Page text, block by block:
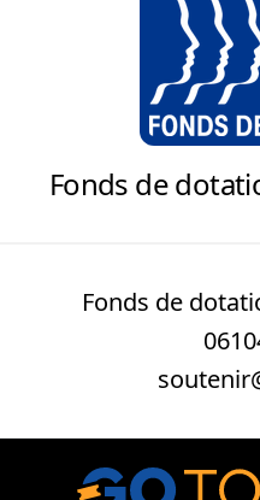
Fonds de
Fonds de